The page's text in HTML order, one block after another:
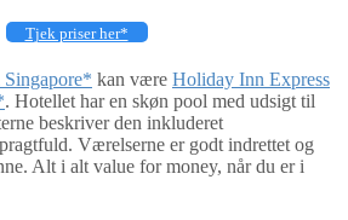
Tjek priser her*
kan være Holiday Inn Express
. Hotellet har en skøn pool med udsigt til
beskriver den inkluderet
Værelserne er godt indrettet og
Alt i alt value for money, når du er i